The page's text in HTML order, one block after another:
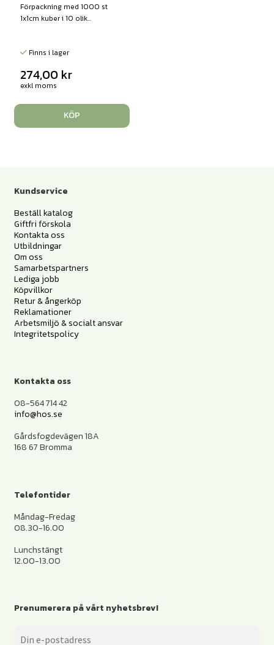
Förpackning med 1000 st
1x1cm kuber i 10 olik...
Finns i lager
274,00 kr
exkl moms
KÖP
Kundservice
Beställ katalog
Giftfri förskola
Kontakta oss
Utbildningar
Om oss
Samarbetspartners
Lediga jobb
Köpvillkor
Retur & ångerköp
Reklamationer
Arbetsmiljö & socialt ansvar
Integritetspolicy
Kontakta oss
08-564 714 42
info@hos.se
Gårdsfogdevägen 18A
168 67 Bromma
Telefontider
Måndag-Fredag
08.30-16.00
Lunchstängt
12.00-13.00
Prenumerera på vårt nyhetsbrev!